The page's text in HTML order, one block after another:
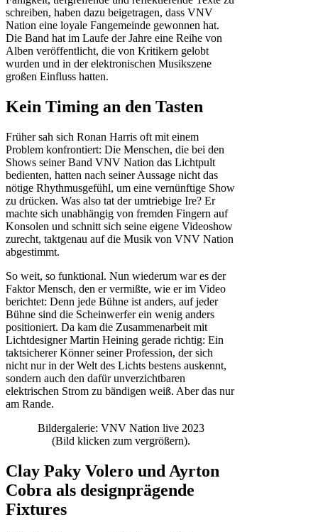
schreiben, haben dazu beigetragen, dass VNV
Nation eine loyale Fangemeinde gewonnen hat.
Die Band hat im Laufe der Jahre eine Reihe von
Alben veröffentlicht, die von Kritikern gelobt
wurden und in der elektronischen Musikszene
großen Einfluss hatten.
Kein Timing an den Tasten
Früher sah sich Ronan Harris oft mit einem
Problem konfrontiert: Die Menschen, die bei den
Shows seiner Band VNV Nation das Lichtpult
bedienten, hatten nach seiner Aussage nicht das
nötige Rhythmusgefühl, um eine vernünftige Show
zu drücken. Was also tat der umtriebige Ire? Er
machte sich unabhängig von fremden Fingern auf
Konsolen und schnitt sich seine eigene Videoshow
zurecht, taktgenau auf die Musik von VNV Nation
abgestimmt.
So weit, so funktional. Nun wiederum war es der
Faktor Mensch, den er vermißte, wie er im Video
berichtet: Denn jede Bühne ist anders, auf jeder
Bühne sind die Scheinwerfer ein wenig anders
positioniert. Da kam die Zusammenarbeit mit
Lichtdesigner Martin Heining gerade richtig: Ein
taktsicherer Könner seiner Profession, der sich
nicht nur in der Welt des Lichts bestens auskennt,
sondern auch den dafür unverzichtbaren
elektrischen Strom zu bändigen weiß. Aber das nur
am Rande.
Bildergalerie: VNV Nation live 2023
(Bild klicken zum vergrößern).
Clay Paky Volero und Ayrton
Cobra als designprägende
Fixtures